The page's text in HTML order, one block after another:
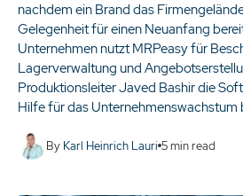
nachdem ein Brand das
Gelegenheit für einen Neuanfang
Unternehmen nutzt MRPeasy für
Lagerverwaltung und
Produktionsleiter Javed Bashir die
Hilfe für das Unternehmenswachstum
By Karl Heinrich Lauri 5min read